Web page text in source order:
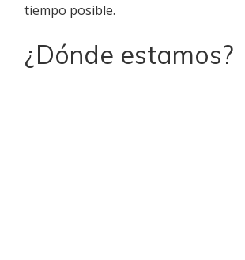
tiempo posible.
¿Dónde estamos?